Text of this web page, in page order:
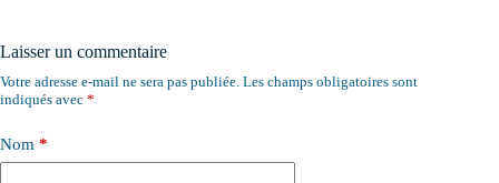
Laisser un commentaire
Votre adresse e-mail ne sera pas publiée. Les champs obligatoires sont
indiqués avec *
Nom *